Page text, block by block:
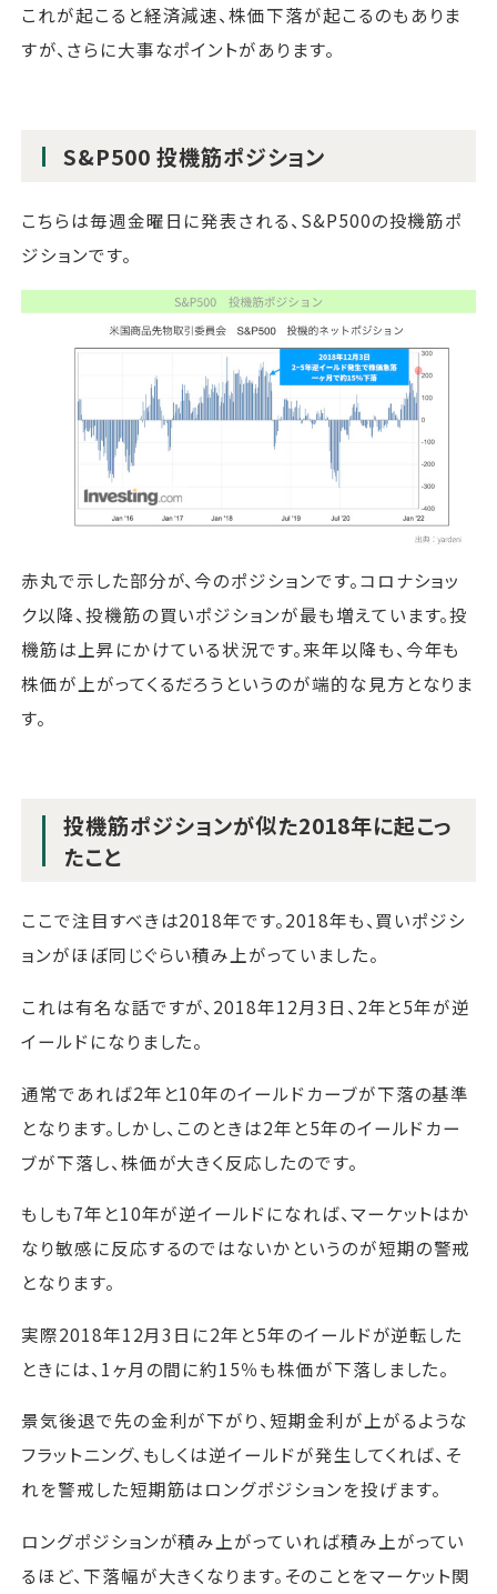
これが起こると経済減速、株価下落が起こるのもありま
すが、さらに大事なポイントがあります。
S&P500 投機筋ポジション
こちらは毎週金曜日に発表される、S&P500の投機筋ポ
ジションです。
赤丸で示した部分が、今のポジションです。コロナショッ
ク以降、投機筋の買いポジションが最も増えています。投
機筋は上昇にかけている状況です。来年以降も、今年も
株価が上がってくるだろうというのが端的な見方となりま
す。
投機筋ポジションが似た2018年に起こっ
たこと
ここで注目すべきは2018年です。2018年も、買いポジシ
ョンがほぼ同じぐらい積み上がっていました。
これは有名な話ですが、2018年12月3日、2年と5年が逆
イールドになりました。
通常であれば2年と10年のイールドカーブが下落の基準
となります。しかし、このときは2年と5年のイールドカー
ブが下落し、株価が大きく反応したのです。
もしも7年と10年が逆イールドになれば、マーケットはか
なり敏感に反応するのではないかというのが短期の警戒
となります。
実際2018年12月3日に2年と5年のイールドが逆転した
ときには、1ヶ月の間に約15％も株価が下落しました。
景気後退で先の金利が下がり、短期金利が上がるような
フラットニング、もしくは逆イールドが発生してくれば、そ
れを警戒した短期筋はロングポジションを投げます。
ロングポジションが積み上がっていれば積み上がってい
るほど、下落幅が大きくなります。そのことをマーケット関